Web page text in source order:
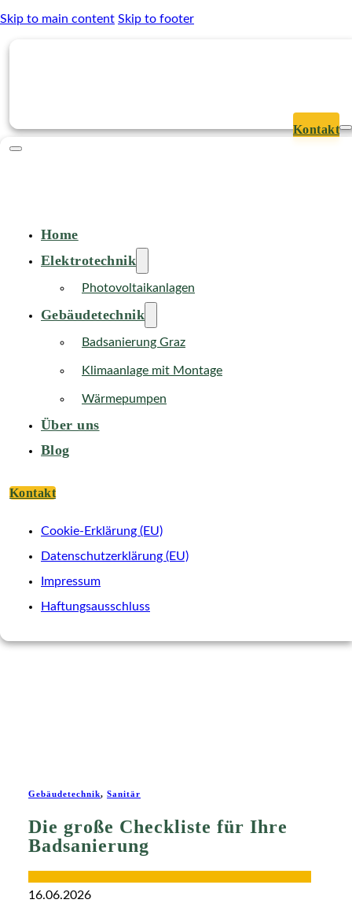
Skip to main content Skip to footer
Kontakt
Home
Elektrotechnik
Photovoltaikanlagen
Gebäudetechnik
Badsanierung Graz
Klimaanlage mit Montage
Wärmepumpen
Über uns
Blog
Kontakt
Cookie-Erklärung (EU)
Datenschutzerklärung (EU)
Impressum
Haftungsausschluss
Gebäudetechnik, Sanitär
Die große Checkliste für Ihre
Badsanierung
16.06.2026